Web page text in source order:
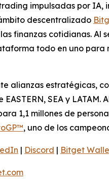
impulsadas por IA,
descentralizado
finanzas cotidianas. Al
todo en uno
alianzas estratégicas,
EASTERN, SEA y
1,1 millones de
, uno de los
| Discord | Bitget